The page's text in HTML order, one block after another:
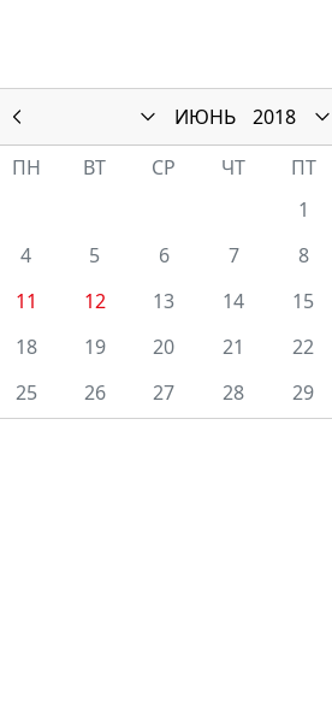
ИЮНЬ
2018
ПН
ВТ СР ЧТ ПТ
1
4
5 6 7 8
11
12 13 14 15
18
19 20 21 22
25
26 27 28 29